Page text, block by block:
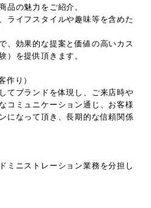
品の魅力をご紹介。
ライフスタイルや趣味等を含めた
、効果的な提案と価値の高いカス
）を提供頂きます。
作り）
てブランドを体現し、ご来店時や
コミュニケーション通じ、お客様
になって頂き、長期的な信頼関係
ミニストレーション業務を分担し